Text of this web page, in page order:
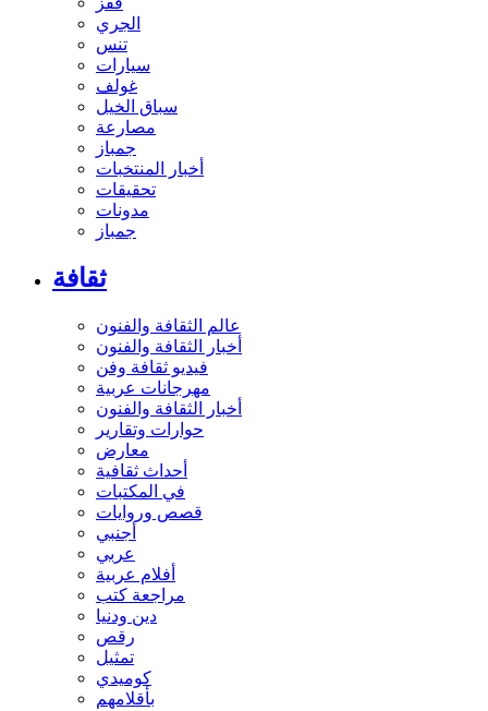
الجري
تنس
سيارات
غولف
سباق الخيل
مصارعة
جمباز
أخبار المنتخبات
تحقيقات
مدونات
جمباز
ثقافة
عالم الثقافة والفنون
أخبار الثقافة والفنون
فيديو ثقافة وفن
مهرجانات عربية
أخبار الثقافة والفنون
حوارات وتقارير
معارض
أحداث ثقافية
في المكتبات
قصص وروايات
أجنبي
عربي
أفلام عربية
مراجعة كتب
دين ودنيا
رقص
تمثيل
كوميدي
بأقلامهم